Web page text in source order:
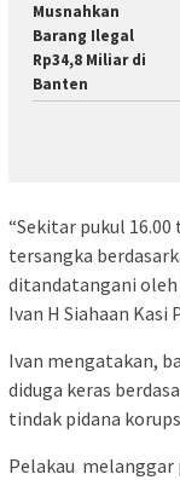
Musnahkan
Barang Ilegal
Rp34,8 Miliar di
Banten
“Sekitar pukul
tersangka
ditandatangani oleh
Ivan H Siahaan
Ivan mengatakan,
diduga keras
tindak pidana
Pelakau melanggar